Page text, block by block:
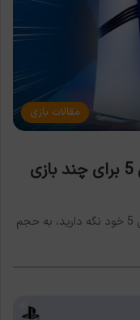
مقالات بازی
ظرفیت یک ترابایتی پلی استیشن 5 برای چند بازی
تعداد بازی‌هایی که می‌توانید روی پلی استیشن 5 خود نگه دارید، به حجم